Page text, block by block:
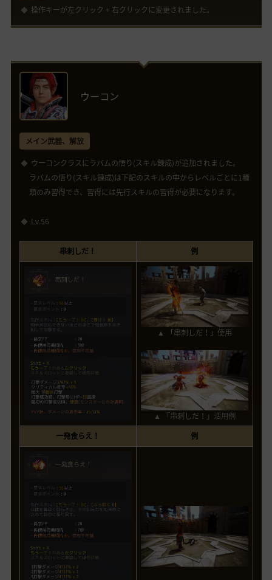
操作キーが左クリック + 右クリックに変更されました。
ウーコン
メイン武器、解放
ウーコンクラスにラバムの悟り(スキル錬成)が追加されました。
ラバムの悟り(スキル錬成)は下記のスキルの中からレベルごとに1種
類のみ習得でき、習得には先行スキルの習得が必要になります。
Lv.56
串刺しだ！ 例
▲ 「串刺しだ！」使用
▲ 「串刺しだ！」活用例
一発食らえ！
例